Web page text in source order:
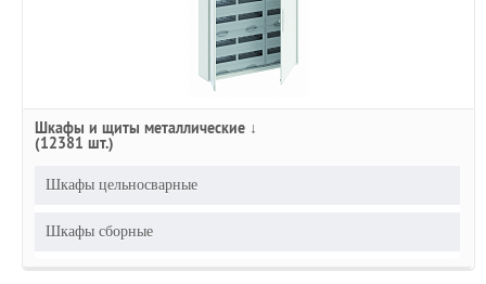
Шкафы и щиты металлические ↓
(12381 шт.)
Шкафы цельносварные
Шкафы сборные